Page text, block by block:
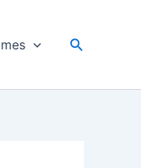
Tìm